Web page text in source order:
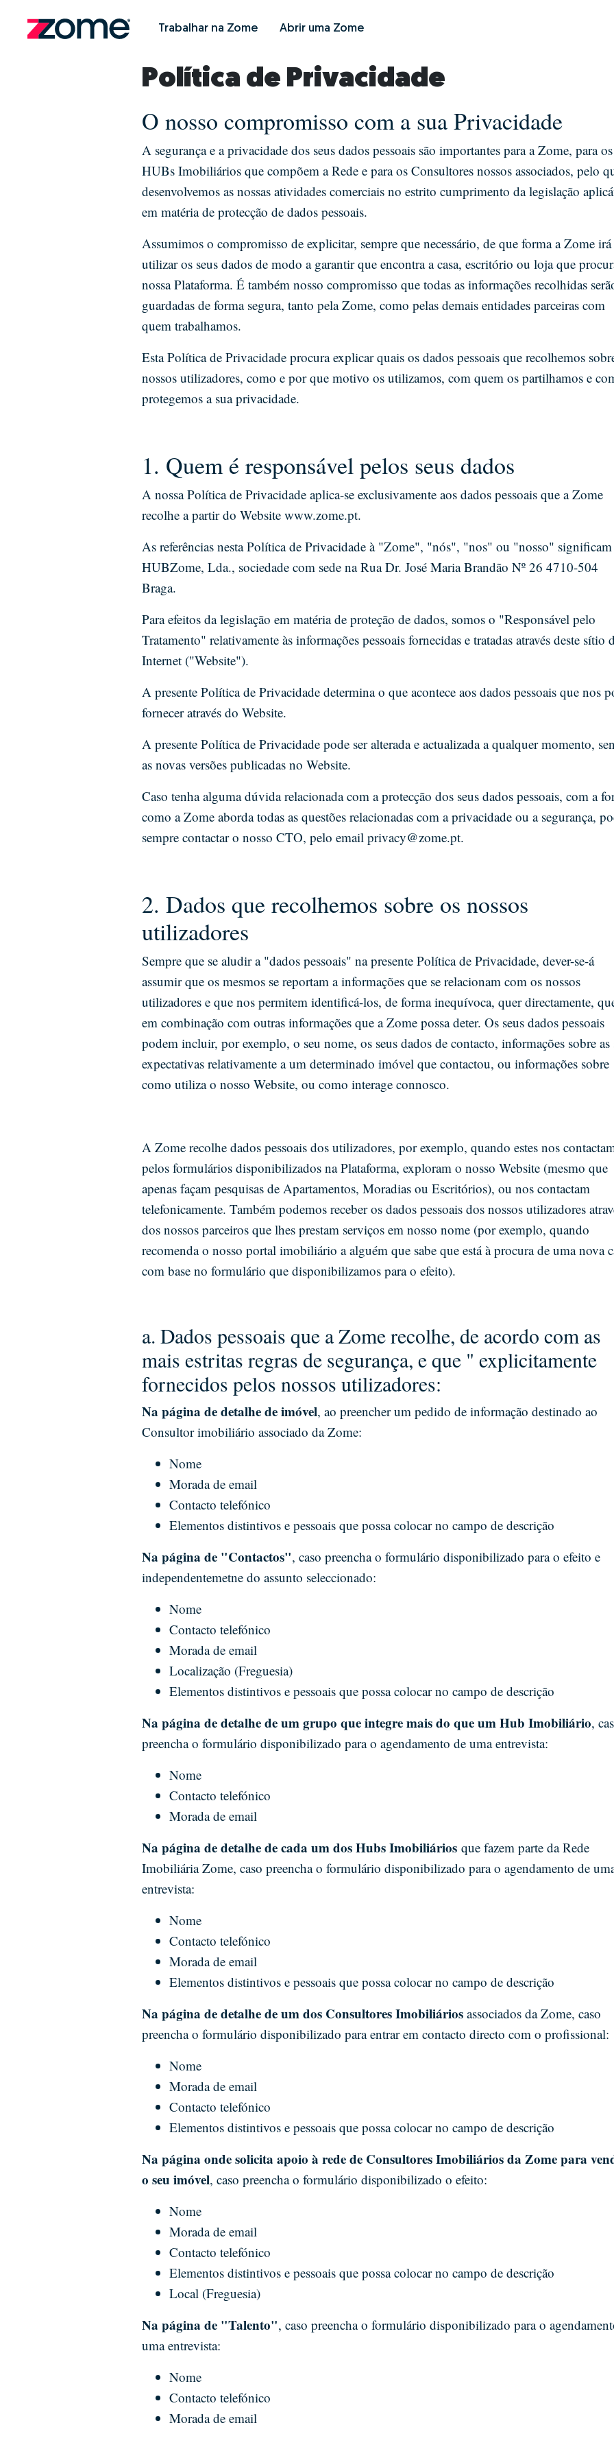
Trabalhar na Zome Abrir uma Zome
Política de Privacidade
O nosso compromisso com a sua Privacidade
A segurança e a privacidade dos seus dados pessoais são importantes para a Zome, para os
HUBs Imobiliários que compõem a Rede e para os Consultores nossos associados, pelo
desenvolvemos as nossas atividades comerciais no estrito cumprimento da legislação
em matéria de protecção de dados pessoais.
Assumimos o compromisso de explicitar, sempre que necessário, de que forma a Zome irá
utilizar os seus dados de modo a garantir que encontra a casa, escritório ou loja que
nossa Plataforma. É também nosso compromisso que todas as informações recolhidas
guardadas de forma segura, tanto pela Zome, como pelas demais entidades parceiras com
quem trabalhamos.
Esta Política de Privacidade procura explicar quais os dados pessoais que recolhemos
nossos utilizadores, como e por que motivo os utilizamos, com quem os partilhamos e
protegemos a sua privacidade.
1. Quem é responsável pelos seus dados
A nossa Política de Privacidade aplica-se exclusivamente aos dados pessoais que a Zome
recolhe a partir do Website www.zome.pt.
As referências nesta Política de Privacidade à "Zome", "nós", "nos" ou "nosso" significam
HUBZome, Lda., sociedade com sede na Rua Dr. José Maria Brandão Nº 26 4710-504
Braga.
Para efeitos da legislação em matéria de proteção de dados, somos o "Responsável pelo
Tratamento" relativamente às informações pessoais fornecidas e tratadas através deste sítio
Internet ("Website").
A presente Política de Privacidade determina o que acontece aos dados pessoais que nos
fornecer através do Website.
A presente Política de Privacidade pode ser alterada e actualizada a qualquer momento,
as novas versões publicadas no Website.
Caso tenha alguma dúvida relacionada com a protecção dos seus dados pessoais, com a
como a Zome aborda todas as questões relacionadas com a privacidade ou a segurança,
sempre contactar o nosso CTO, pelo email privacy@zome.pt.
2. Dados que recolhemos sobre os nossos
utilizadores
Sempre que se aludir a "dados pessoais" na presente Política de Privacidade, dever-se-á
assumir que os mesmos se reportam a informações que se relacionam com os nossos
utilizadores e que nos permitem identificá-los, de forma inequívoca, quer directamente,
em combinação com outras informações que a Zome possa deter. Os seus dados pessoais
podem incluir, por exemplo, o seu nome, os seus dados de contacto, informações sobre as
expectativas relativamente a um determinado imóvel que contactou, ou informações sobre
como utiliza o nosso Website, ou como interage connosco.
A Zome recolhe dados pessoais dos utilizadores, por exemplo, quando estes nos
pelos formulários disponibilizados na Plataforma, exploram o nosso Website (mesmo que
apenas façam pesquisas de Apartamentos, Moradias ou Escritórios), ou nos contactam
telefonicamente. Também podemos receber os dados pessoais dos nossos utilizadores
dos nossos parceiros que lhes prestam serviços em nosso nome (por exemplo, quando
recomenda o nosso portal imobiliário a alguém que sabe que está à procura de uma nova
com base no formulário que disponibilizamos para o efeito).
a. Dados pessoais que a Zome recolhe, de acordo com as
mais estritas regras de segurança, e que " explicitamente
fornecidos pelos nossos utilizadores:
Na página de detalhe de imóvel, ao preencher um pedido de informação destinado ao
Consultor imobiliário associado da Zome:
Nome
Morada de email
Contacto telefónico
Elementos distintivos e pessoais que possa colocar no campo de descrição
Na página de "Contactos", caso preencha o formulário disponibilizado para o efeito e
independentemetne do assunto seleccionado:
Nome
Contacto telefónico
Morada de email
Localização (Freguesia)
Elementos distintivos e pessoais que possa colocar no campo de descrição
Na página de detalhe de um grupo que integre mais do que um Hub Imobiliário,
preencha o formulário disponibilizado para o agendamento de uma entrevista:
Nome
Contacto telefónico
Morada de email
Na página de detalhe de cada um dos Hubs Imobiliários que fazem parte da Rede
Imobiliária Zome, caso preencha o formulário disponibilizado para o agendamento de
entrevista:
Nome
Contacto telefónico
Morada de email
Elementos distintivos e pessoais que possa colocar no campo de descrição
Na página de detalhe de um dos Consultores Imobiliários associados da Zome, caso
preencha o formulário disponibilizado para entrar em contacto directo com o profissional:
Nome
Morada de email
Contacto telefónico
Elementos distintivos e pessoais que possa colocar no campo de descrição
Na página onde solicita apoio à rede de Consultores Imobiliários da Zome para
o seu imóvel, caso preencha o formulário disponibilizado o efeito:
Nome
Morada de email
Contacto telefónico
Elementos distintivos e pessoais que possa colocar no campo de descrição
Local (Freguesia)
Na página de "Talento", caso preencha o formulário disponibilizado para o
uma entrevista:
Nome
Contacto telefónico
Morada de email